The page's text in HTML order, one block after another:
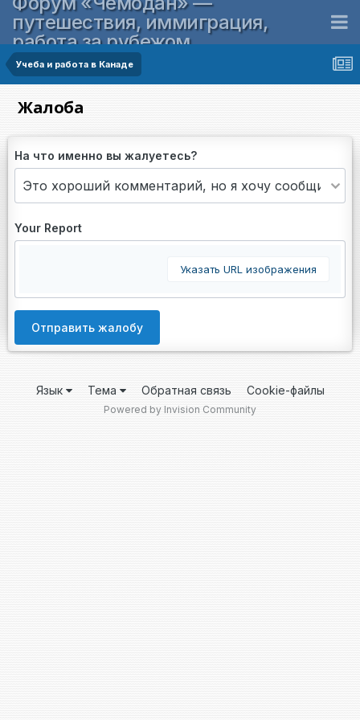
путешествия, иммиграция,
работа за рубежом
Учеба и работа в Канаде
Жалоба
На что именно вы жалуетесь?
Your Report
Указать URL изображения
Отправить жалобу
Язык Тема Обратная связь Cookie-файлы
Powered by Invision Community